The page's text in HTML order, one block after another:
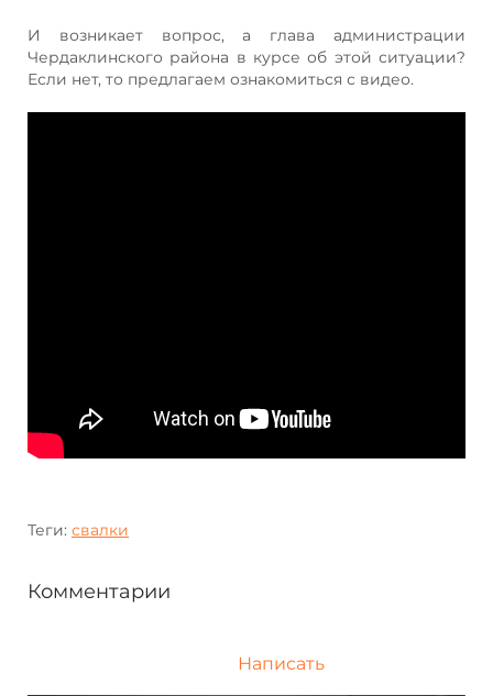
И возникает вопрос, а глава администрации
Чердаклинского района в курсе об этой ситуации?
Если нет, то предлагаем ознакомиться с видео.
Теги: свалки
Комментарии
Написать